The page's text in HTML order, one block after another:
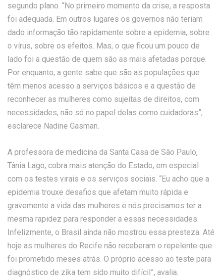
segundo plano. “No primeiro momento da crise, a resposta
foi adequada. Em outros lugares os governos não teriam
dado informação tão rapidamente sobre a epidemia, sobre
o vírus, sobre os efeitos. Mas, o que ficou um pouco de
lado foi a questão de quem são as mais afetadas porque.
Por enquanto, a gente sabe que são as populações que
têm menos acesso a serviços básicos e a questão de
reconhecer as mulheres como sujeitas de direitos, com
necessidades, não só no papel delas como cuidadoras”,
esclarece Nadine Gasman.
A professora de medicina da Santa Casa de São Paulo,
Tânia Lago, cobra mais atenção do Estado, em especial
com os testes virais e os serviços sociais. “Eu acho que a
epidemia trouxe desafios que afetam muito rápida e
gravemente a vida das mulheres e nós precisamos ter a
mesma rapidez para responder a essas necessidades.
Infelizmente, o Brasil ainda não mostrou essa presteza. Até
hoje as mulheres do Recife não receberam o repelente que
foi prometido meses atrás. O próprio acesso ao teste para
diagnóstico de zika tem sido muito difícil”, avalia.